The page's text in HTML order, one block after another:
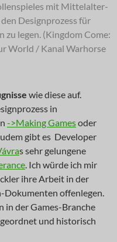
mit Mittelalter-
Designprozess für
zu legen. (Kingdom Come:
World / Kanal Warhorse
wie diese auf.
in
->Making Gamesoder
gibt es Developer
s sehr gelungene
. Ich würde ich mir
ihre Arbeit in der
Dokumenten offenlegen.
in der Games-Branche
und historisch